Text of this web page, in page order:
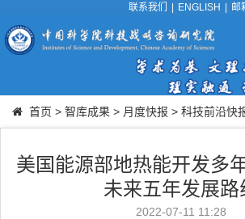
联系我们 ENGLISH 邮
首页 > 智库成果 > 月度快报 > 科技前沿快
美国能源部地热能开发多
未来五年发展路
2022-07-11 11:28